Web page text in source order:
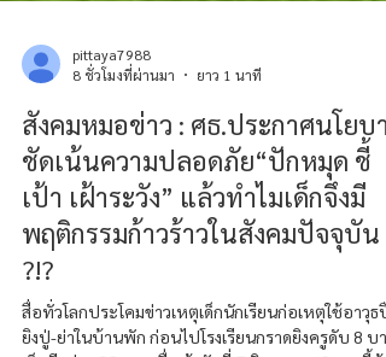
pittaya7988
8 ชั่วโมงที่ผ่านมา
ยาว 1 นาที
สังคมหมอข่าว : ศธ.ประกาศนโยบาย
ชัดเน้นความปลอดภัย“ปักหมุด ชี้
เป้า เฝ้าระวัง” แล้วทำไมเด็กจึงมี
พฤติกรรมก้าวร้าวในสังคมปัจจุบัน